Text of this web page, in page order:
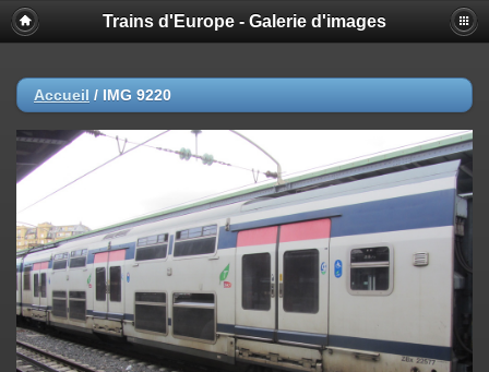
Trains d'Europe - Galerie d'images
Accueil / IMG 9220